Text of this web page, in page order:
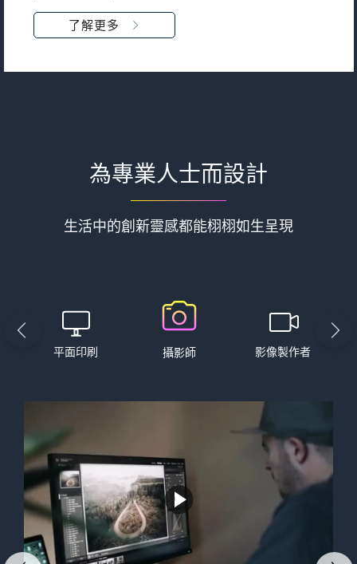
了解更多
為專業人士而設計
生活中的創新靈感都能栩栩如生呈現
平面印刷 攝影師 影像製作者